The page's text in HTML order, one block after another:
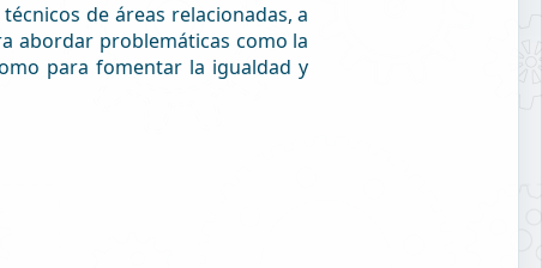
de áreas relacionadas, a
abordar problemáticas como la
para fomentar la igualdad y